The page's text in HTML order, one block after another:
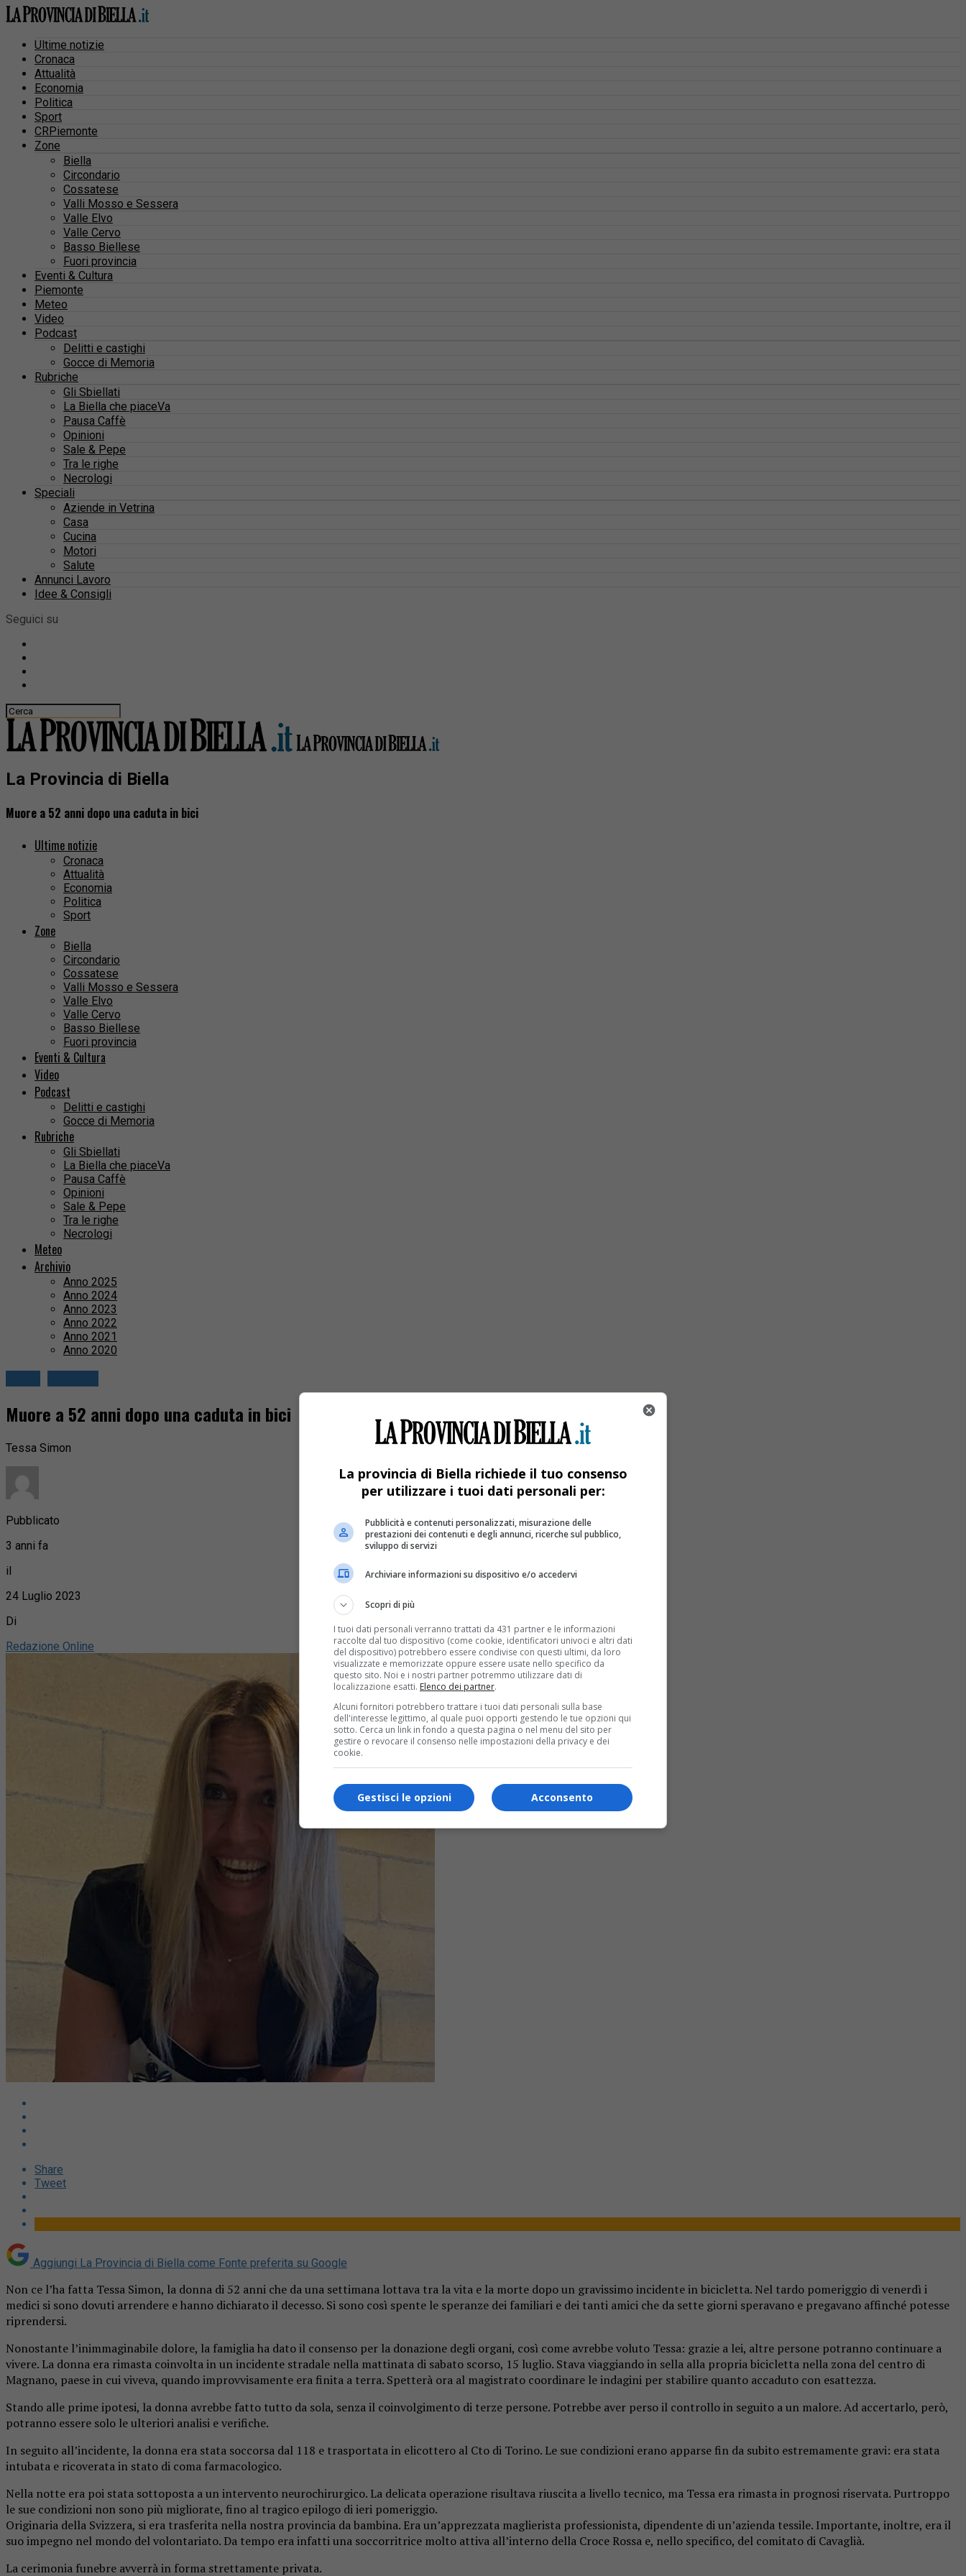
Ultime notizie
Cronaca
Attualità
Economia
Politica
Sport
CRPiemonte
Zone
Biella
Circondario
Cossatese
Valli Mosso e Sessera
Valle Elvo
Valle Cervo
Basso Biellese
Fuori provincia
Eventi & Cultura
Piemonte
Meteo
Video
Podcast
Delitti e castighi
Gocce di Memoria
Rubriche
Gli Sbiellati
La Biella che piaceVa
Pausa Caffè
Opinioni
Sale & Pepe
Tra le righe
Necrologi
Speciali
Aziende in Vetrina
Casa
Cucina
Motori
Salute
Annunci Lavoro
Idee & Consigli
Seguici su
La Provincia di Biella
Muore a 52 anni dopo una caduta in bici
Ultime notizie
Cronaca
Attualità
Economia
Politica
Sport
Zone
Biella
Circondario
Cossatese
Valli Mosso e Sessera
Valle Elvo
Valle Cervo
Basso Biellese
Fuori provincia
Eventi & Cultura
Video
Podcast
Delitti e castighi
Gocce di Memoria
Rubriche
Gli Sbiellati
La Biella che piaceVa
Pausa Caffè
Opinioni
Sale & Pepe
Tra le righe
Necrologi
Meteo
Archivio
Anno 2025
Anno 2024
Anno 2023
Anno 2022
Anno 2021
Anno 2020
Muore a 52 anni dopo una caduta in bici
Tessa Simon
Pubblicato
3 anni fa
il
24 Luglio 2023
Di
Redazione Online
Share
Tweet
Aggiungi La Provincia di Biella come Fonte preferita su Google
Non ce l’ha fatta Tessa Simon, la donna di 52 anni che da una settimana lottava tra la vita e la morte dopo un gravissimo incidente in bicicletta. Nel tardo pomeriggio di venerdì i
medici si sono dovuti arrendere e hanno dichiarato il decesso. Si sono così spente le speranze dei familiari e dei tanti amici che da sette giorni speravano e pregavano affinché potesse
riprendersi.
Nonostante l’inimmaginabile dolore, la famiglia ha dato il consenso per la donazione degli organi, così come avrebbe voluto Tessa: grazie a lei, altre persone potranno continuare a
vivere. La donna era rimasta coinvolta in un incidente stradale nella mattinata di sabato scorso, 15 luglio. Stava viaggiando in sella alla propria bicicletta nella zona del centro di
Magnano, paese in cui viveva, quando improvvisamente era finita a terra. Spetterà ora al magistrato coordinare le indagini per stabilire quanto accaduto con esattezza.
Stando alle prime ipotesi, la donna avrebbe fatto tutto da sola, senza il coinvolgimento di terze persone. Potrebbe aver perso il controllo in seguito a un malore. Ad accertarlo, però,
potranno essere solo le ulteriori analisi e verifiche.
In seguito all’incidente, la donna era stata soccorsa dal 118 e trasportata in elicottero al Cto di Torino. Le sue condizioni erano apparse fin da subito estremamente gravi: era stata
intubata e ricoverata in stato di coma farmacologico.
Nella notte era poi stata sottoposta a un intervento neurochirurgico. La delicata operazione risultava riuscita a livello tecnico, ma Tessa era rimasta in prognosi riservata. Purtroppo
le sue condizioni non sono più migliorate, fino al tragico epilogo di ieri pomeriggio.
Originaria della Svizzera, si era trasferita nella nostra provincia da bambina. Era un’apprezzata maglierista professionista, dipendente di un’azienda tessile. Importante, inoltre, era il
suo impegno nel mondo del volontariato. Da tempo era infatti una soccorritrice molto attiva all’interno della Croce Rossa e, nello specifico, del comitato di Cavaglià.
La cerimonia funebre avverrà in forma strettamente privata.
La provincia di Biella richiede il tuo consenso
per utilizzare i tuoi dati personali per:
Pubblicità e contenuti personalizzati, misurazione delle
prestazioni dei contenuti e degli annunci, ricerche sul pubblico,
sviluppo di servizi
Archiviare informazioni su dispositivo e/o accedervi
Scopri di più
I tuoi dati personali verranno trattati da 431 partner e le informazioni
raccolte dal tuo dispositivo (come cookie, identificatori univoci e altri dati
del dispositivo) potrebbero essere condivise con questi ultimi, da loro
visualizzate e memorizzate oppure essere usate nello specifico da
questo sito. Noi e i nostri partner potremmo utilizzare dati di
localizzazione esatti. Elenco dei partner.
Alcuni fornitori potrebbero trattare i tuoi dati personali sulla base
dell'interesse legittimo, al quale puoi opporti gestendo le tue opzioni qui
sotto. Cerca un link in fondo a questa pagina o nel menu del sito per
gestire o revocare il consenso nelle impostazioni della privacy e dei
cookie.
Acconsento
Gestisci le opzioni